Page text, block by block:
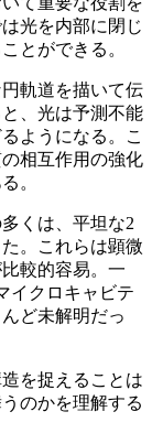
光を内部に閉じ
とができる。
軌道を描いて伝
、光は予測不能
ようになる。こ
相互作用の強化
。
くは、平坦な2
。これらは顕微
較的容易。一
イクロキャビテ
ど未解明だっ
を捉えることは
のかを理解する